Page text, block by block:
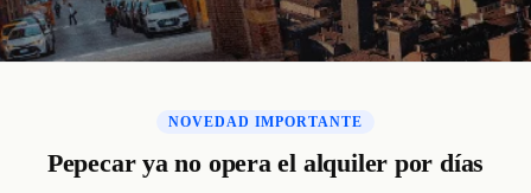
NOVEDAD IMPORTANTE
Pepecar ya no opera el alquiler por días